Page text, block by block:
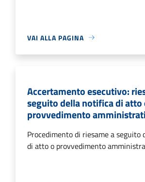
VAI ALLA PAGINA
Accertamento esecutivo:
seguito della notifica di atto
provvedimento
Procedimento di riesame a seguito
di atto o provvedimento